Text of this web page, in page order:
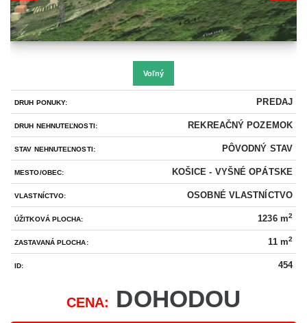
Voľný
DRUH PONUKY: PREDAJ
DRUH NEHNUTEĽNOSTI: REKREAČNÝ POZEMOK
STAV NEHNUTEĽNOSTI: PÔVODNÝ STAV
MESTO/OBEC: KOŠICE - VYŠNÉ OPÁTSKE
VLASTNÍCTVO: OSOBNÉ VLASTNÍCTVO
ÚŽITKOVÁ PLOCHA: 1236 m2
ZASTAVANÁ PLOCHA: 11 m2
ID: 454
CENA: DOHODOU